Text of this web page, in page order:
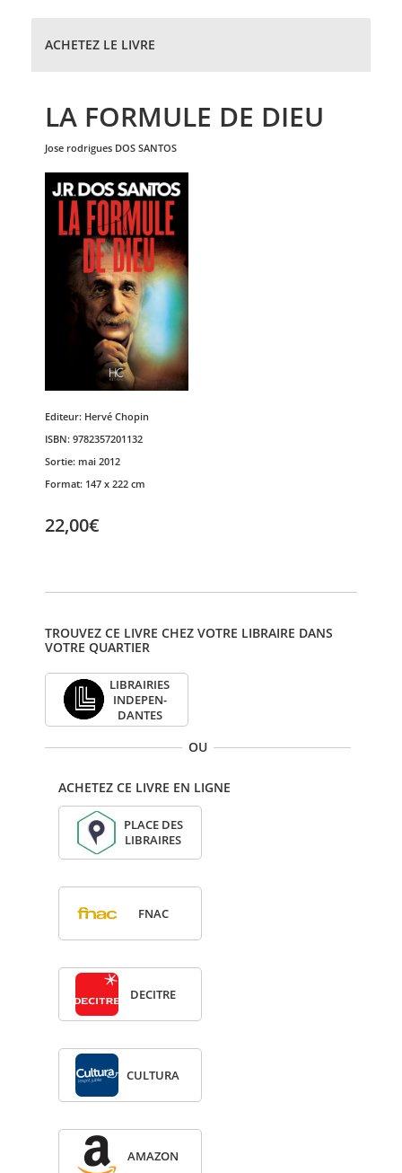
ACHETEZ LE LIVRE
LA FORMULE DE DIEU
jose rodrigues DOS SANTOS
Editeur: Hervé Chopin
ISBN: 9782357201132
Sortie: mai 2012
Format: 147 x 222 cm
22,00€
TROUVEZ CE LIVRE CHEZ VOTRE LIBRAIRE DANS
VOTRE QUARTIER
LIBRAI­RIES
INDE­PEN­
DANTES
OU
ACHETEZ CE LIVRE EN LIGNE
PLACE DES
LIBRAIRES
FNAC
DECITRE
CULTURA
AMA­ZON